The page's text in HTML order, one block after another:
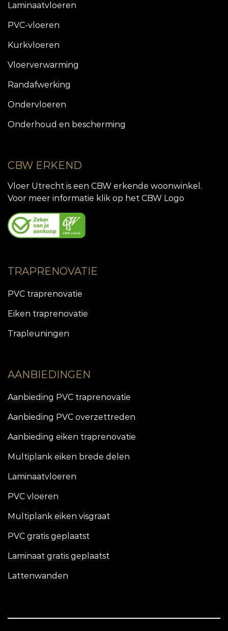
Laminaatvloeren
PVC-vloeren
Kurkvloeren
Vloerverwarming
Randafwerking
Ondervloeren
Onderhoud en bescherming
CBW ERKEND
Vloer Utrecht is een CBW erkende woonwinkel.
Voor meer informatie klik op het CBW Logo
TRAPRENOVATIE
PVC traprenovatie
Eiken traprenovatie
Trapleuningen
AANBIEDINGEN
Aanbieding PVC traprenovatie
Aanbieding PVC overzettreden
Aanbieding eiken traprenovatie
Multiplank eiken brede delen
Laminaatvloeren
PVC vloeren
Multiplank eiken visgraat
PVC gratis geplaatst
Laminaat gratis geplaatst
Lattenwanden